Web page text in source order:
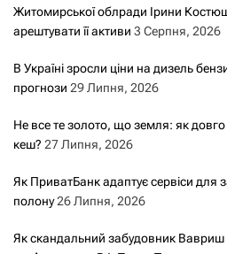
Житомирської облради Ірини
арештувати її активи 3 Серпня, 2026
В Україні зросли ціни на дизель
прогнози 29 Липня, 2026
Не все те золото, що земля: як
кеш? 27 Липня, 2026
Як ПриватБанк адаптує сервіси для
полону26 Липня, 2026
Як скандальний забудовник